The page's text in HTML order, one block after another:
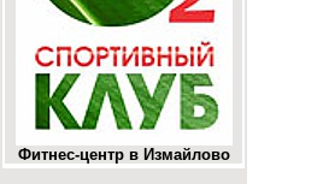
Фитнес-центр в Измайлово